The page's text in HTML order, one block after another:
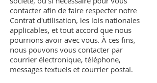
contacter afin de faire respecter notre
Contrat d'utilisation, les lois nationales
applicables, et tout accord que nous
pourrions avoir avec vous. À ces fins,
nous pouvons vous contacter par
courrier électronique, téléphone,
messages textuels et courrier postal.